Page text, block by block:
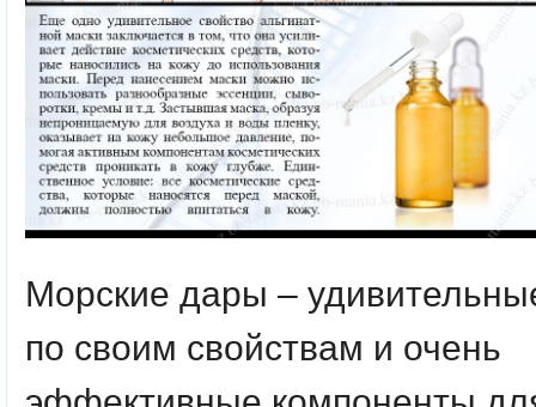
Морские дары –
по своим свойствам и очень